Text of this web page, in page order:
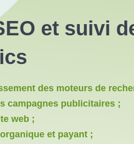
et suivi
des moteurs de
campagnes publicitaires ;
web ;
et payant ;